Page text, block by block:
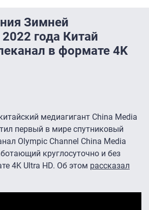
Зимней
года Китай
в формате 4K
медиагигант China Media
первый в мире спутниковый
Olympic Channel China Media
круглосуточно и без
4K Ultra HD. Об этом рассказал